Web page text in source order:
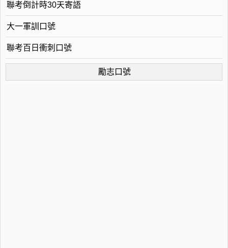
聯考倒計時30天寄語
大一軍訓口號
聯考百日衝刺口號
勵志口號